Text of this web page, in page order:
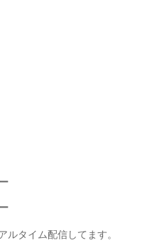
ルタイム配信してます。